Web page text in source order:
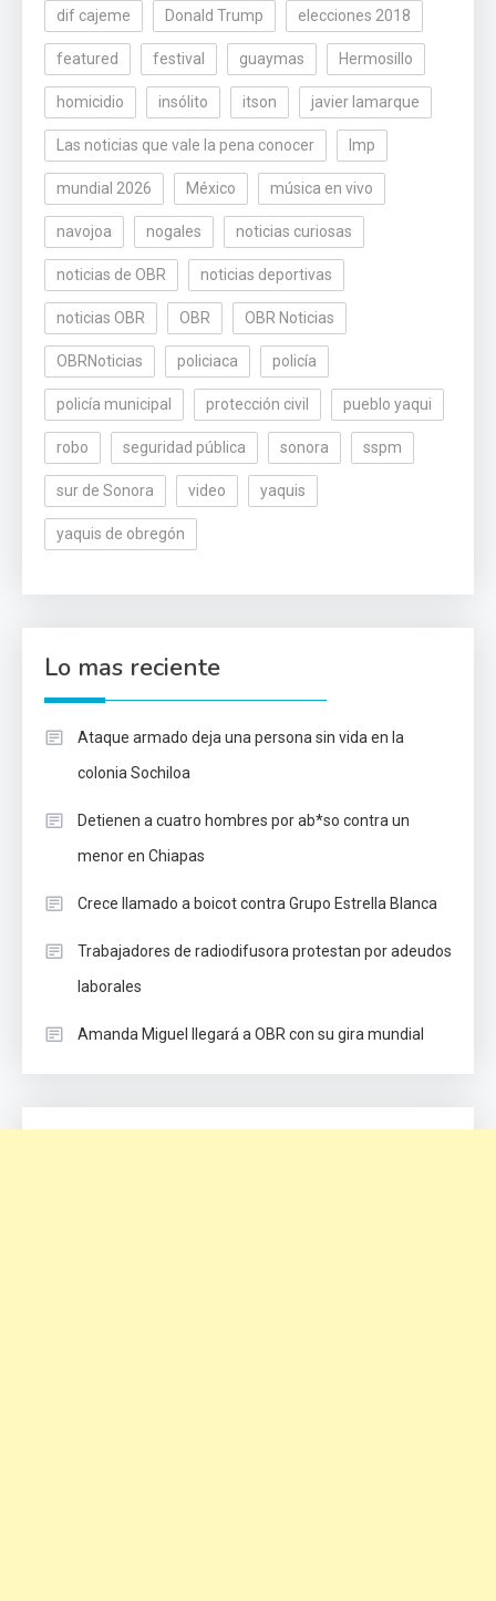
dif cajeme Donald Trump elecciones 2018
featured festival guaymas Hermosillo
homicidio insólito itson javier lamarque
Las noticias que vale la pena conocer lmp
mundial 2026 México música en vivo
navojoa nogales noticias curiosas
noticias de OBR noticias deportivas
noticias OBR OBR OBR Noticias
OBRNoticias policiaca policía
policía municipal protección civil pueblo yaqui
robo seguridad pública sonora sspm
sur de Sonora video yaquis
yaquis de obregón
Lo mas reciente
Ataque armado deja una persona sin vida en la
colonia Sochiloa
Detienen a cuatro hombres por ab*so contra un
menor en Chiapas
Crece llamado a boicot contra Grupo Estrella Blanca
Trabajadores de radiodifusora protestan por adeudos
laborales
Amanda Miguel llegará a OBR con su gira mundial